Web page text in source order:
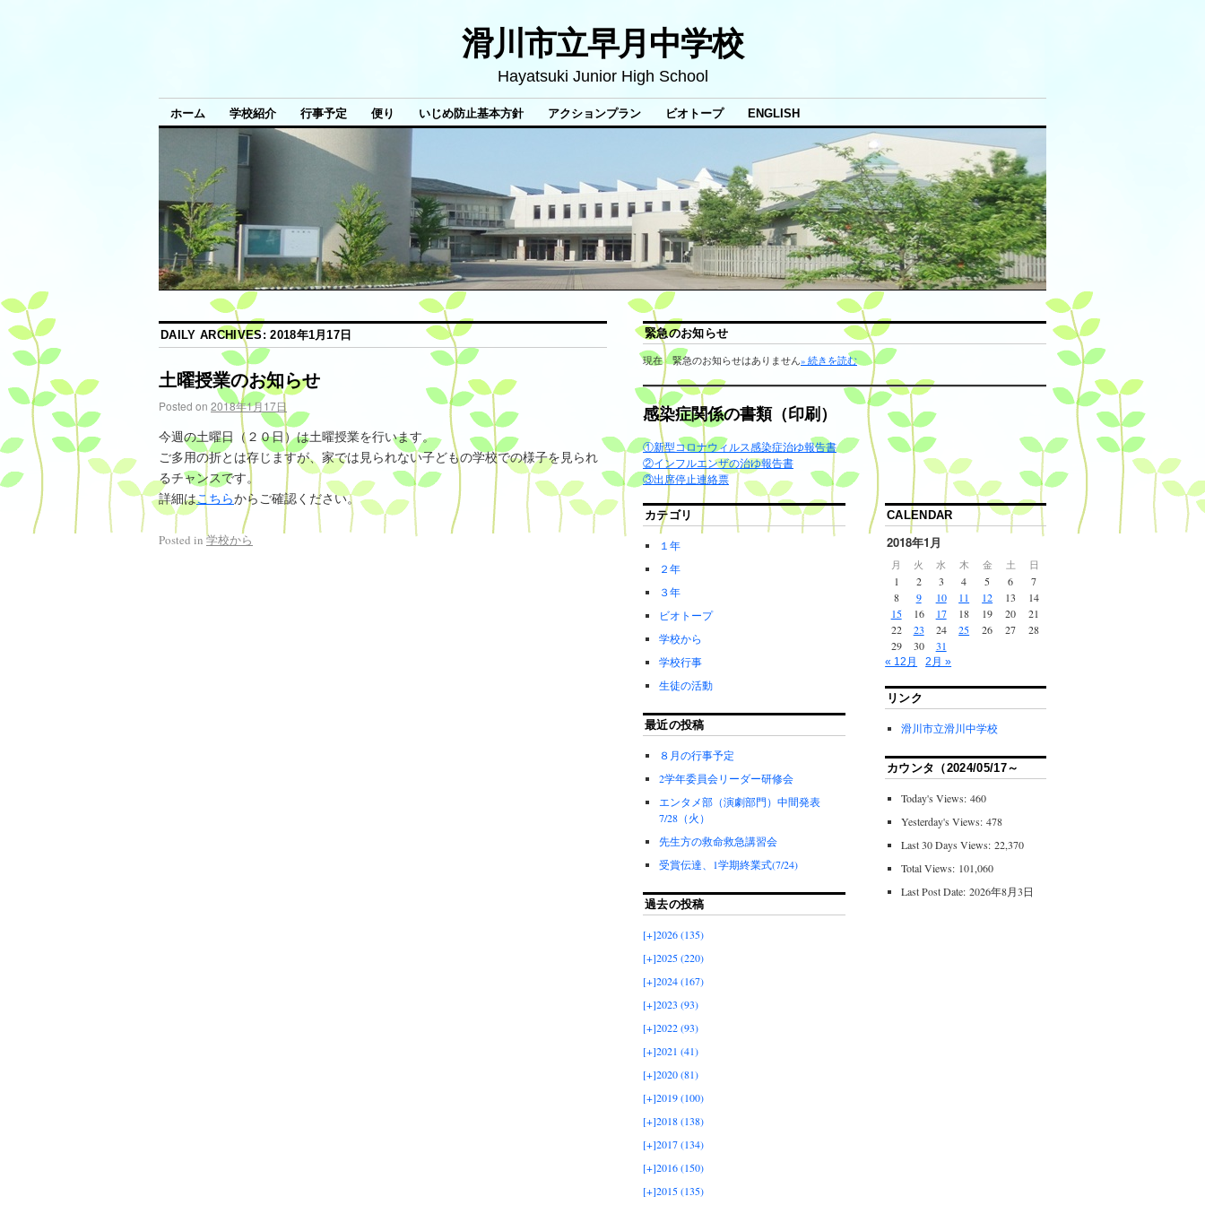
滑川市立早月中学校
Hayatsuki Junior High School
ホーム 学校紹介 行事予定 便り いじめ防止基本方針 アクションプラン ビオトープ ENGLISH
DAILY ARCHIVES:2018年1月17日
土曜授業のお知らせ
Posted on 2018年1月17日
今週の土曜日（２０日）は土曜授業を行います。
ご多用の折とは存じますが、家では見られない子どもの学校での様子を見られ
るチャンスです。
詳細はこちらからご確認ください。
Posted in 学校から
緊急のお知らせ
現在 緊急のお知らせはありません» 続きを読む
感染症関係の書類（印刷）
①新型コロナウィルス感染症治ゆ報告書
②インフルエンザの治ゆ報告書
③出席停止連絡票
カテゴリ
１年
２年
３年
ビオトープ
学校から
学校行事
生徒の活動
最近の投稿
８月の行事予定
2学年委員会リーダー研修会
エンタメ部（演劇部門）中間発表
7/28（火）
先生方の救命救急講習会
受賞伝達、1学期終業式(7/24)
過去の投稿
[+]2026 (135)
[+]2025 (220)
[+]2024 (167)
[+]2023 (93)
[+]2022 (93)
[+]2021 (41)
[+]2020 (81)
[+]2019 (100)
[+]2018 (138)
[+]2017 (134)
[+]2016 (150)
[+]2015 (135)
CALENDAR
2018年1月
月 火 水 木 金 土 日
1 2 3 4 5 6
7
8
9 10 11 12 13
14
15
16 17 18 19 20
21
22
23 24 25 26 27
28
29
30 31
« 12月 2月 »
リンク
滑川市立滑川中学校
カウンタ（2024/05/17～
Today's Views:460
Yesterday's Views:478
Last 30 Days Views:22,370
Total Views: 101,060
Last Post Date:2026年8月3日